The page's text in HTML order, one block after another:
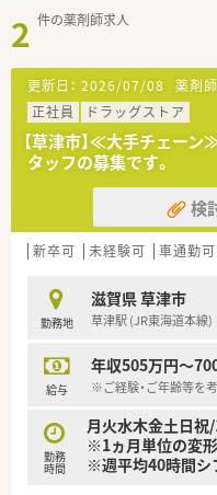
2 件の薬剤師求人
更新日： 2026/07/08 薬剤
正社員
ドラッグストア
【草津市】≪大手チェー
タッフの募集です。
検
新卒可 未経験可 車通勤可
勤務地
滋賀県 草津市
草津駅 (JR東海道本線)
給与
年収505万円～
※ご経験・ご年齢等を
勤務
時間
月火水木金土日祝/
※1ヵ月単位の変
※週平均40時間シ